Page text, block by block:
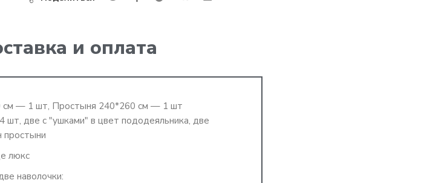
и оплата
см — 1 шт, Простыня 240*260 см — 1 шт
две с "ушками" в цвет пододеяльника, две
простыни
люкс
наволочки: